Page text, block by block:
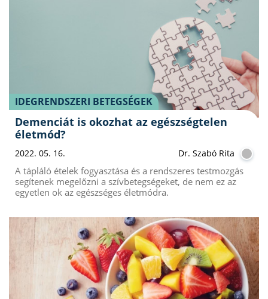
IDEGRENDSZERI BETEGSÉGEK
Demenciát is okozhat az egészségtelen
életmód?
2022. 05. 16. Dr. Szabó Rita
A tápláló ételek fogyasztása és a rendszeres testmozgás
segítenek megelőzni a szívbetegségeket, de nem ez az
egyetlen ok az egészséges életmódra.